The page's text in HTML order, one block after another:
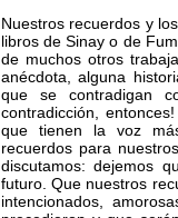
Nuestros recuerdos y
libros de Sinay o de
de muchos otros
anécdota, alguna
que se contradigan
contradicción,
que tienen la voz
recuerdos para
discutamos: dejemos
futuro. Que nuestros
intencionados,